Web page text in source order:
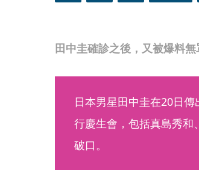
田中圭確診之後，又被爆料無
日本男星田中圭在20日
行慶生會，包括真島秀和
破口。